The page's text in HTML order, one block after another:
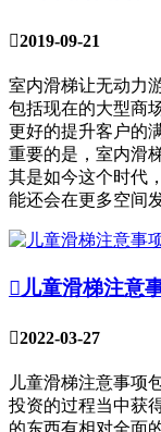
2019-09-21
室内滑梯让无动力
包括现在的大型商
更好的提升客户的
重要的是，室内滑
其是如今这个时代
能还会在更多空间
 儿童滑梯注意
2022-03-27
儿童滑梯注意事项
投资的过程当中获